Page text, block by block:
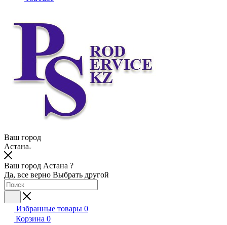
Ваш город
Астана
Ваш город Астана ?
Да, все верно Выбрать другой
Избранные товары 0
Корзина 0